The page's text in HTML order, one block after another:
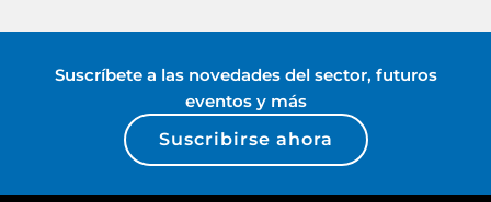
Suscríbete a las novedades del sector, futuros
eventos y más
Suscribirse ahora